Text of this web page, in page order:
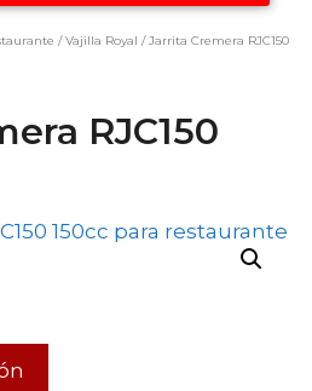
/Vajilla Royal / Jarrita Cremera RJC150
RJC150